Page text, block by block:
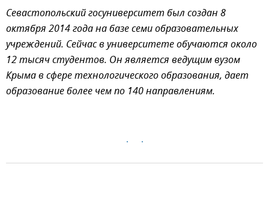
Севастопольский госуниверситет был создан 8
октября 2014 года на базе семи образовательных
учреждений. Сейчас в университете обучаются около
12 тысяч студентов. Он является ведущим вузом
Крыма в сфере технологического образования, дает
образование более чем по 140 направлениям.